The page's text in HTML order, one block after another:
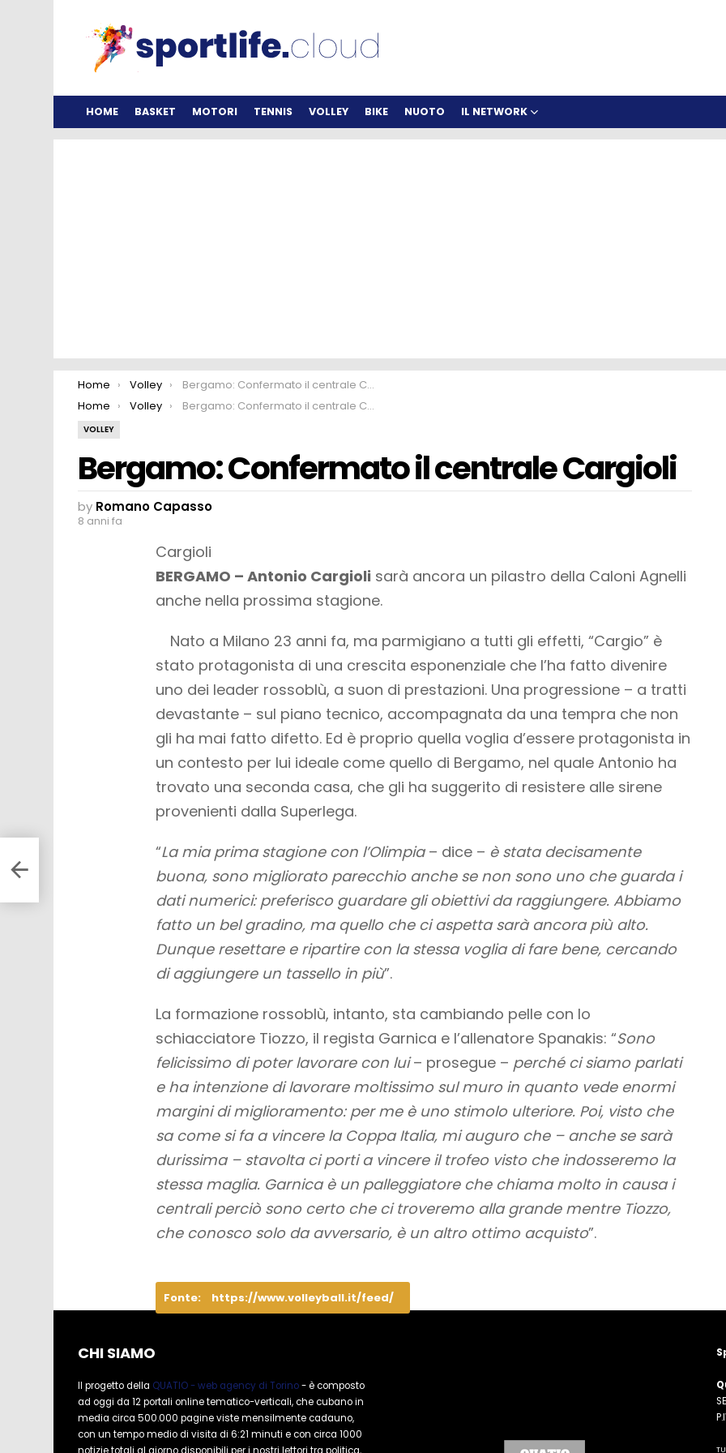
HOME BASKET MOTORI TENNIS VOLLEY BIKE NUOTO IL NETWORK
You are here:
Home Volley
Bergamo: Confermato il centrale Cargioli
You are here:
Home Volley Bergamo: Confermato il centrale Cargioli
VOLLEY
Bergamo: Confermato il centrale Cargioli
by Romano Capasso
8 anni fa
Cargioli
BERGAMO – Antonio Cargioli sarà ancora un pilastro della Caloni Agnelli
anche nella prossima stagione.
Nato a Milano 23 anni fa, ma parmigiano a tutti gli effetti, “Cargio” è
stato protagonista di una crescita esponenziale che l’ha fatto divenire
uno dei leader rossoblù, a suon di prestazioni. Una progressione – a tratti
devastante – sul piano tecnico, accompagnata da una tempra che non
gli ha mai fatto difetto. Ed è proprio quella voglia d’essere protagonista in
un contesto per lui ideale come quello di Bergamo, nel quale Antonio ha
trovato una seconda casa, che gli ha suggerito di resistere alle sirene
provenienti dalla Superlega.
“La mia prima stagione con l’Olimpia– dice – è stata decisamente
buona, sono migliorato parecchio anche se non sono uno che guarda i
dati numerici: preferisco guardare gli obiettivi da raggiungere. Abbiamo
fatto un bel gradino, ma quello che ci aspetta sarà ancora più alto.
Dunque resettare e ripartire con la stessa voglia di fare bene, cercando
di aggiungere un tassello in più”.
La formazione rossoblù, intanto, sta cambiando pelle con lo
schiacciatore Tiozzo, il regista Garnica e l’allenatore Spanakis: “Sono
felicissimo di poter lavorare con lui– prosegue – perché ci siamo parlati
e ha intenzione di lavorare moltissimo sul muro in quanto vede enormi
margini di miglioramento: per me è uno stimolo ulteriore. Poi, visto che
sa come si fa a vincere la Coppa Italia, mi auguro che – anche se sarà
durissima – stavolta ci porti a vincere il trofeo visto che indosseremo la
stessa maglia. Garnica è un palleggiatore che chiama molto in causa i
centrali perciò sono certo che ci troveremo alla grande mentre Tiozzo,
che conosco solo da avversario, è un altro ottimo acquisto”.
Fonte: https://www.volleyball.it/feed/
CHI SIAMO
Il progetto della QUATIO - web agency di Torino- è composto
ad oggi da 12 portali online tematico-verticali, che cubano in
media circa 500.000 pagine viste mensilmente cadauno,
con un tempo medio di visita di 6:21 minuti e con circa 1000